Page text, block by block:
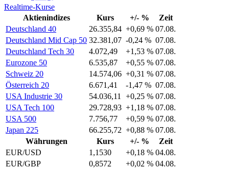
Realtime-Kurse
Aktienindizes
Kurs +/- %
Zeit
Deutschland 40
26.355,84 +0,69 % 07.08.
Deutschland Mid Cap 50 32.381,07 -0,24 % 07.08.
Deutschland Tech 30
4.072,49 +1,53 % 07.08.
Eurozone 50
6.535,87 +0,55 % 07.08.
Schweiz 20
14.574,06 +0,31 % 07.08.
Österreich 20
6.671,41 -1,47 % 07.08.
USA Industrie 30
54.036,11 +0,25 % 07.08.
USA Tech 100
29.728,93 +1,18 % 07.08.
USA 500
7.756,77 +0,59 % 07.08.
Japan 225
66.255,72 +0,88 % 07.08.
Währungen
Kurs +/- %
Zeit
EUR/USD
1,1530 +0,18 % 04.08.
EUR/GBP
0,8572 +0,02 % 04.08.